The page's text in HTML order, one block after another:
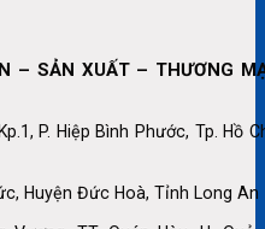
– SẢN XUẤT – THƯƠNG
P. Hiệp Bình Phước, Tp. Hồ
Huyện Đức Hoà, Tỉnh Long An